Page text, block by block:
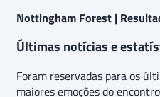
Nottingham Forest |
Últimas notícias e
Foram reservadas para os
maiores emoções do